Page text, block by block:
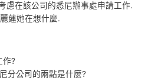
慮在該公司的悉尼辦事處申請工作.
蓮她在想什麼.
作?
分公司的兩點是什麼?